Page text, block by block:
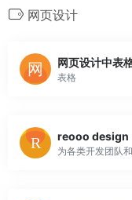
网页设计
表格